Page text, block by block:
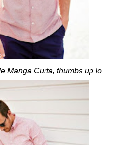
Manga Curta, thumbs up \o